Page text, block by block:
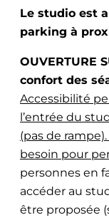
Le studio est
parking à
OUVERTURE
confort des
Accessibilité
l’entrée du
(pas de
besoin pour
personnes en
accéder au
être proposée